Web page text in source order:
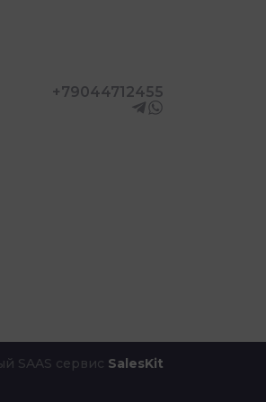
+79044712455
SAAS сервис SalesKit